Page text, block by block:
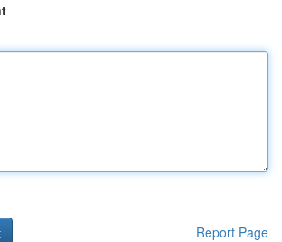
Report Page